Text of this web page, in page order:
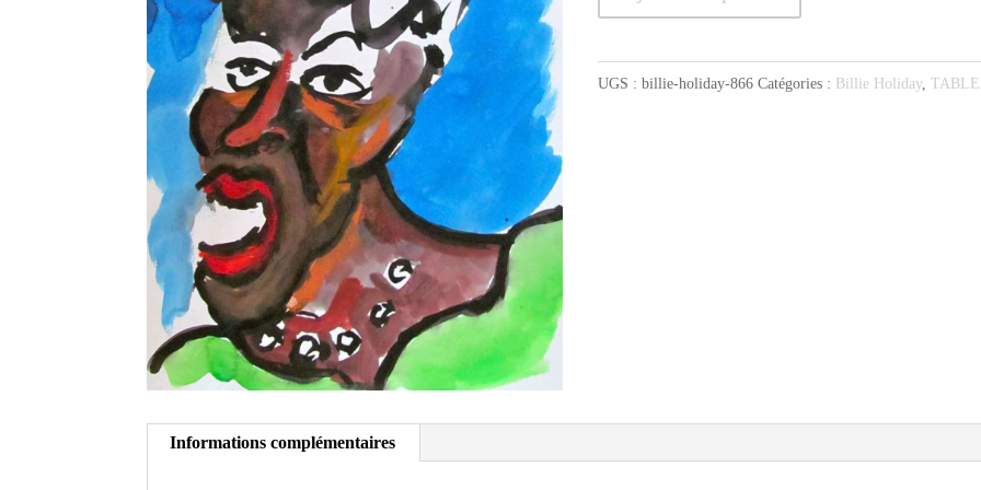
crie
UGS :billie-holiday-866 Catégories : Billie Holiday,
Informations complémentaires